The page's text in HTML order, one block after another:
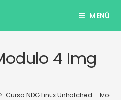
MENÚ
4 Img
> Curso NDG Linux Unhatched –